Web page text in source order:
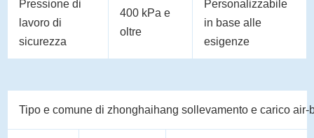
Pressione di
lavoro di
sicurezza
400 kPa e
oltre
Personalizzabile
in base alle
esigenze
Tipo e comune di zhonghaihang sollevamento e carico air-